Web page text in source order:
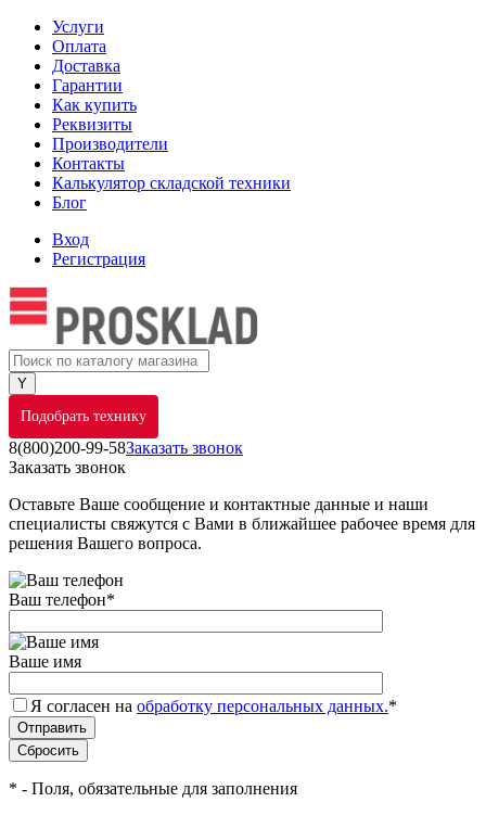
Услуги
Оплата
Доставка
Гарантии
Как купить
Реквизиты
Производители
Контакты
Калькулятор складской техники
Блог
Вход
Регистрация
Подобрать технику
8(800)200-99-58Заказать звонок
Заказать звонок
Оставьте Ваше сообщение и контактные данные и наши
специалисты свяжутся с Вами в ближайшее рабочее время для
решения Вашего вопроса.
Ваш телефон*
Ваше имя
Я согласен на обработку персональных данных.*
* - Поля, обязательные для заполнения